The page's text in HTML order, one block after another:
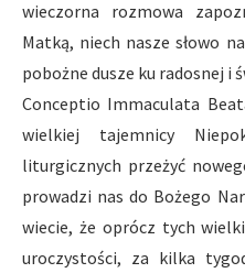
wieczorna rozmowa
Matką, niech nasze słowo
pobożne dusze ku radosnej i
Conceptio Immaculata
wielkiej tajemnicy
liturgicznych przeżyć
prowadzi nas do Bożego
wiecie, że oprócz tych
uroczystości, za kilka